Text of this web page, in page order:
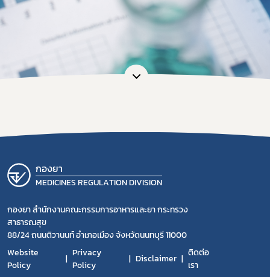
กองยา
MEDICINES REGULATION DIVISION
กองยา สำนักงานคณะกรรมการอาหารและยา กระทรวง
สาธารณสุข
88/24 ถนนติวานนท์ อำเภอเมือง จังหวัดนนทบุรี 11000
Website
Policy
Privacy
Policy
Disclaimer
ติดต่อ
เรา
Subscribe
เลือกหัวข้อที่ท่านต้องการ Subscribe
ดาวรุ่ง